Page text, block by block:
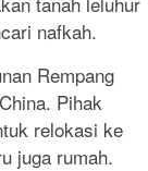
nafkah.
Rempang
Pihak
relokasi ke
juga rumah.